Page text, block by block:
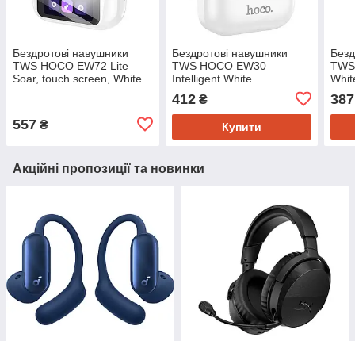
Бездротові навушники
TWS HOCO EW72 Lite
Soar, touch screen, White
557 ₴
Бездротові навушники
TWS HOCO EW30
Intelligent White
412₴
Купити
387
Акційні пропозиції та новинки